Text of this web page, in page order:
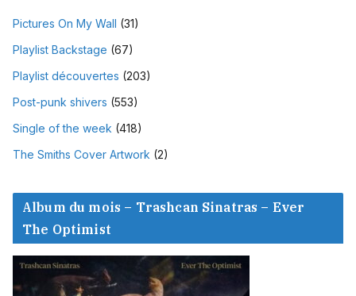
Pictures On My Wall (31)
Playlist Backstage (67)
Playlist découvertes (203)
Post-punk shivers (553)
Single of the week (418)
The Smiths Cover Artwork (2)
Album du mois – Trashcan Sinatras – Ever
The Optimist